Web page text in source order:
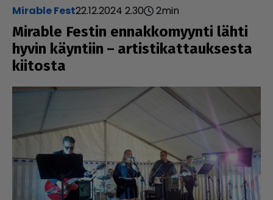
Mirable Fest22.12.2024 2.30 2min
Mirable Festin ennak­ko­myynti lähti
hyvin käyntiin – artis­ti­kat­tauk­sesta
kiitosta